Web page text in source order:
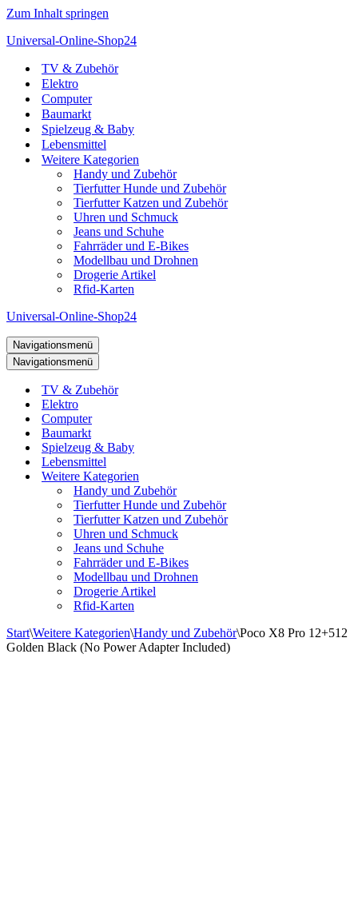
Zum Inhalt springen
Universal-Online-Shop24
TV & Zubehör
Elektro
Computer
Baumarkt
Spielzeug & Baby
Lebensmittel
Weitere Kategorien
Handy und Zubehör
Tierfutter Hunde und Zubehör
Tierfutter Katzen und Zubehör
Uhren und Schmuck
Jeans und Schuhe
Fahrräder und E-Bikes
Modellbau und Drohnen
Drogerie Artikel
Rfid-Karten
Universal-Online-Shop24
Navigationsmenü
Navigationsmenü
TV & Zubehör
Elektro
Computer
Baumarkt
Spielzeug & Baby
Lebensmittel
Weitere Kategorien
Handy und Zubehör
Tierfutter Hunde und Zubehör
Tierfutter Katzen und Zubehör
Uhren und Schmuck
Jeans und Schuhe
Fahrräder und E-Bikes
Modellbau und Drohnen
Drogerie Artikel
Rfid-Karten
Start\Weitere Kategorien\Handy und Zubehör\Poco X8 Pro 12+512
Golden Black (No Power Adapter Included)